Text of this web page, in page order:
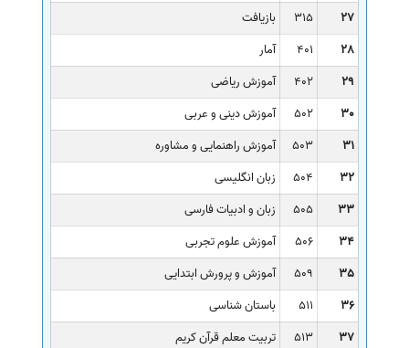
27
315
بازیافت
28
401
آمار
29
402
آموزش ریاضی
30
502
آموزش دینی و عربی
31
503
آموزش راهنمایی و مشاوره
32
504
زبان انگلیسی
33
505
زبان و ادبیات فارسی
34
506
آموزش علوم تجربی
35
509
آموزش و پرورش ابتدایی
36
511
باستان شناسی
37
513
تربیت معلم قرآن کریم